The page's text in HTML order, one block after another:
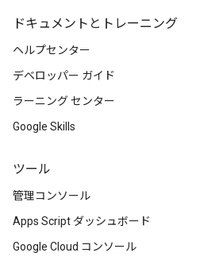
ドキュメントとトレーニング
ヘルプセンター
デベロッパー ガイド
ラーニング センター
Google Skills
ツール
管理コンソール
Apps Script ダッシュボード
Google Cloud コンソール